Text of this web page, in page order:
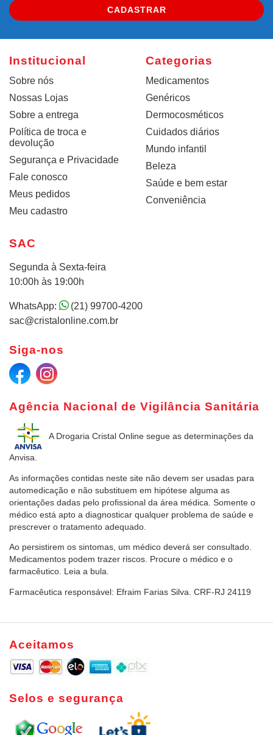
CADASTRAR
Institucional
Sobre nós
Nossas Lojas
Sobre a entrega
Política de troca e
devolução
Segurança e Privacidade
Fale conosco
Meus pedidos
Meu cadastro
Categorias
Medicamentos
Genéricos
Dermocosméticos
Cuidados diários
Mundo infantil
Beleza
Saúde e bem estar
Conveniência
Agência Nacional de Vigilância Sanitária
A Drogaria Cristal Online segue as determinações da
Anvisa.
As informações contidas neste site não devem ser usadas para
automedicação e não substituem em hipótese alguma as
orientações dadas pelo profissional da área médica. Somente o
médico está apto a diagnosticar qualquer problema de saúde e
prescrever o tratamento adequado.
Ao persistirem os sintomas, um médico deverá ser consultado.
Medicamentos podem trazer riscos. Procure o médico e o
farmacêutico. Leia a bula.
Farmacêutica responsável: Efraim Farias Silva. CRF-RJ 24119
SAC
Segunda à Sexta-feira
10:00h às 19:00h
WhatsApp:
(21) 99700-4200
sac@cristalonline.com.br
Siga-nos
Aceitamos
Selos e segurança